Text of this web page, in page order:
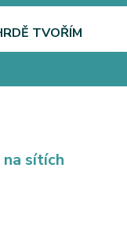
TVOŘÍM
sítích